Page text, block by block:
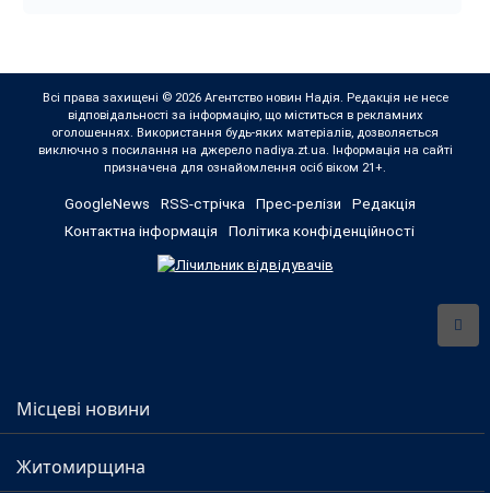
Всі права захищені © 2026 Агентство новин Надія. Редакція не несе
відповідальності за інформацію, що міститься в рекламних
оголошеннях. Використання будь-яких матеріалів, дозволяється
виключно з посилання на джерело nadiya.zt.ua. Інформація на сайті
призначена для ознайомлення осіб віком 21+.
GoogleNews RSS-стрічка Прес-релізи
Редакція
Контактна інформація
Політика конфіденційності
Місцеві новини
Житомирщина